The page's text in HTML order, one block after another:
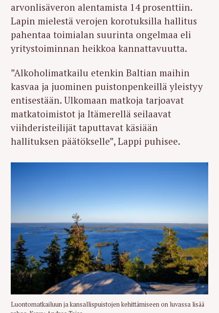
arvonlisäveron alentamista 14 prosenttiin.
Lapin mielestä verojen korotuksilla hallitus
pahentaa toimialan suurinta ongelmaa eli
yritystoiminnan heikkoa kannattavuutta.
”Alkoholimatkailu etenkin Baltian maihin
kasvaa ja juominen puistonpenkeillä yleistyy
entisestään. Ulkomaan matkoja tarjoavat
matkatoimistot ja Itämerellä seilaavat
viihderisteilijät taputtavat käsiään
hallituksen päätökselle”, Lappi puhisee.
Luontomatkailuun ja kansallispuistojen kehittämiseen on luvassa lisää